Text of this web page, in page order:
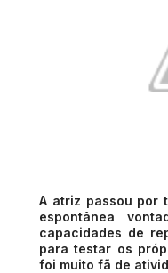
A atriz passou por
espontânea
capacidades de
para testar os
foi muito fã de